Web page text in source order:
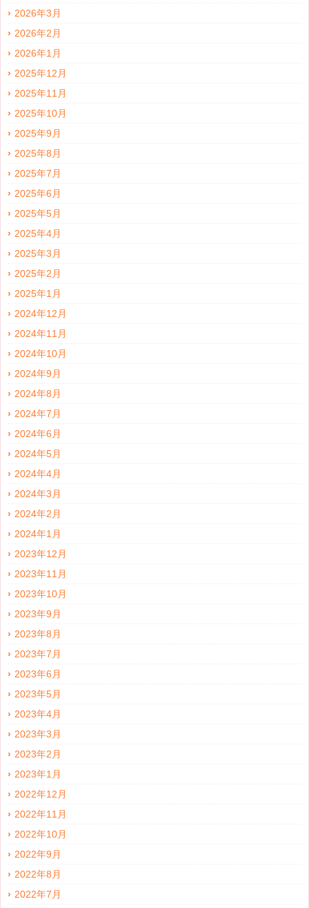
2026年3月
2026年2月
2026年1月
2025年12月
2025年11月
2025年10月
2025年9月
2025年8月
2025年7月
2025年6月
2025年5月
2025年4月
2025年3月
2025年2月
2025年1月
2024年12月
2024年11月
2024年10月
2024年9月
2024年8月
2024年7月
2024年6月
2024年5月
2024年4月
2024年3月
2024年2月
2024年1月
2023年12月
2023年11月
2023年10月
2023年9月
2023年8月
2023年7月
2023年6月
2023年5月
2023年4月
2023年3月
2023年2月
2023年1月
2022年12月
2022年11月
2022年10月
2022年9月
2022年8月
2022年7月